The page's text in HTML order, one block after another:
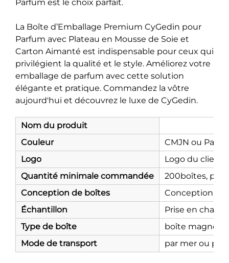
Parfum est le choix parfait.
La Boîte d’Emballage Premium CyGedin pour
Parfum avec Plateau en Mousse de Soie et
Carton Aimanté est indispensable pour ceux qui
privilégient la qualité et le style. Améliorez votre
emballage de parfum avec cette solution
élégante et pratique. Commandez la vôtre
aujourd'hui et découvrez le luxe de CyGedin.
Nom du produit
Couleur
CMJN ou
Logo
Logo du client
Quantité minimale commandée
200boîtes,
Conception de boîtes
Conception
Échantillon
Prise en
Type de boîte
boîte
Mode de transport
par mer ou par